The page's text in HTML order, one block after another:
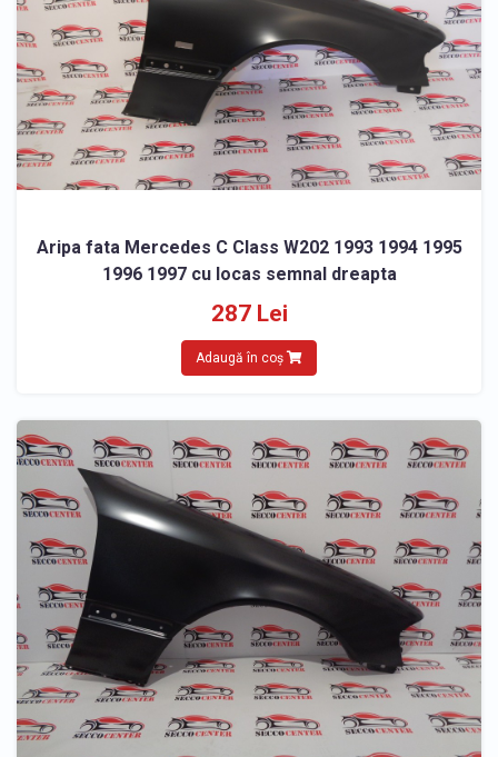
Aripa fata Mercedes C Class W202 1993 1994 1995
1996 1997 cu locas semnal dreapta
287 Lei
Adaugă în coș